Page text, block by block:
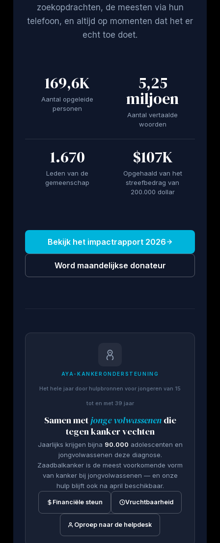
zoekopdrachten, de meesten via hun
telefoon, en altijd op momenten dat het er
echt toe doet.
169,6K
Aantal opgeleide
personen
5,25
miljoen
Aantal vertaalde
woorden
1.670
Leden van de
gemeenschap
$107K
Opgehaald van het
streefbedrag van
200.000 dollar
Bekijk het impactrapport 2026
Word maandelijkse donateur
AYA-KANKERONDERSTEUNING
Het hele jaar door hulpbronnen voor jongeren van 15
tot en met 39 jaar
Samen met jonge volwassenendie
tegen kanker vechten
Jaarlijks krijgen bijna 90.000 adolescenten en
jongvolwassenen deze diagnose.
Zaadbalkanker is de meest voorkomende vorm
van kanker bij jongvolwassenen — en onze
hulp blijft ook na april beschikbaar.
Financiële steun Vruchtbaarheid
Oproep naar de helpdesk